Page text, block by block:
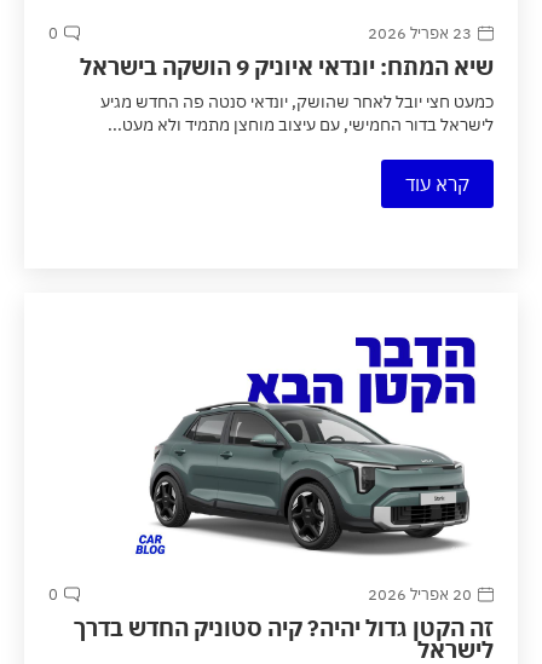
23 אפריל 2026 0
שיא המתח: יונדאי איוניק 9 הושקה בישראל
כמעט חצי יובל לאחר שהושק, יונדאי סנטה פה החדש מגיע
לישראל בדור החמישי, עם עיצוב מוחצן מתמיד ולא מעט...
קרא עוד
20 אפריל 2026 0
זה הקטן גדול יהיה? קיה סטוניק החדש בדרך
לישראל